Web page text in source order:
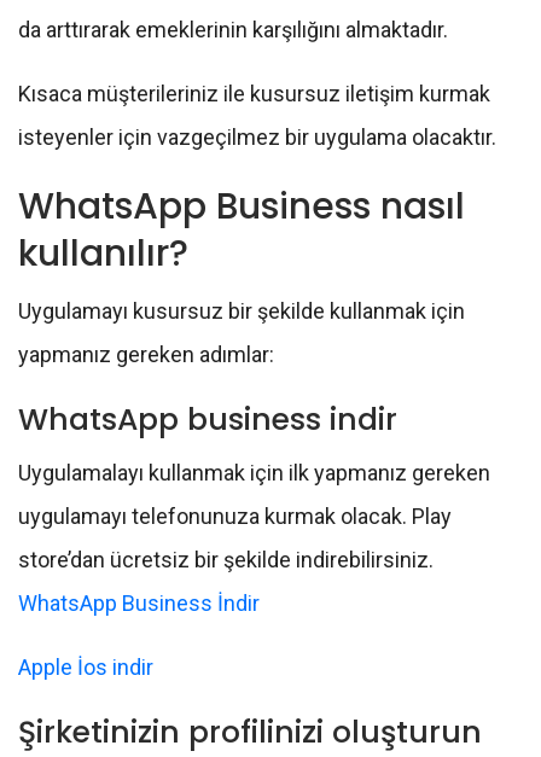
da arttırarak emeklerinin karşılığını almaktadır.
Kısaca müşterileriniz ile kusursuz iletişim kurmak
isteyenler için vazgeçilmez bir uygulama olacaktır.
WhatsApp Business nasıl
kullanılır?
Uygulamayı kusursuz bir şekilde kullanmak için
yapmanız gereken adımlar:
WhatsApp business indir
Uygulamalayı kullanmak için ilk yapmanız gereken
uygulamayı telefonunuza kurmak olacak. Play
store’dan ücretsiz bir şekilde indirebilirsiniz.
WhatsApp Business İndir
Apple İos indir
Şirketinizin profilinizi oluşturun